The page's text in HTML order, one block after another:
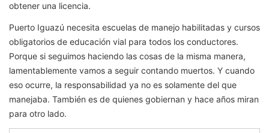
obtener una licencia.
Puerto Iguazú necesita escuelas de manejo habilitadas y cursos
obligatorios de educación vial para todos los conductores.
Porque si seguimos haciendo las cosas de la misma manera,
lamentablemente vamos a seguir contando muertos. Y cuando
eso ocurre, la responsabilidad ya no es solamente del que
manejaba. También es de quienes gobiernan y hace años miran
para otro lado.